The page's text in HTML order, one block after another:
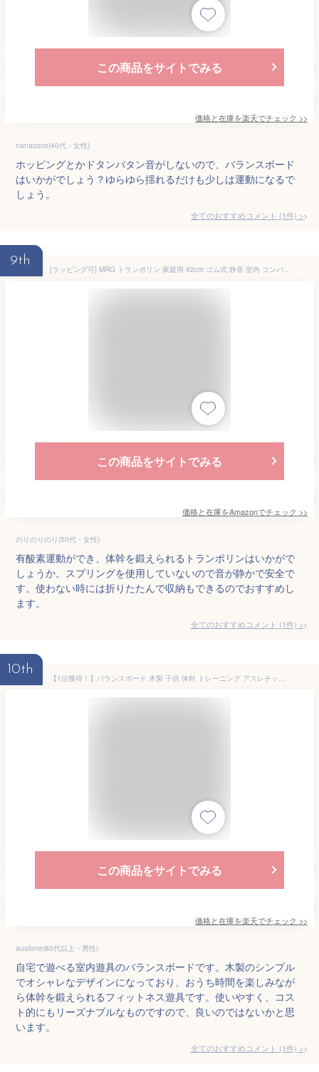
この商品をサイトでみる
価格と在庫を楽天でチェック >>
nanacoco(40代・女性)
ホッピングとかドタンバタン音がしないので、バランスボード
はいかがでしょう？ゆらゆら揺れるだけも少しは運動になるで
しょう。
全てのおすすめコメント (1件) >
9th
[ラッピング可] MRG トランポリン 家庭用 92cm ゴム式 静音 室内 コンパクト (05NEW クリーム×ラッピングなし)
この商品をサイトでみる
価格と在庫をAmazonでチェック >>
のりのりのり(50代・女性)
有酸素運動ができ、体幹を鍛えられるトランポリンはいかがで
しょうか。スプリングを使用していないので音が静かで安全で
す。使わない時には折りたたんで収納もできるのでおすすめし
ます。
全てのおすすめコメント (1件) >
10th
【1位獲得！】バランスボード 木製 子供 体幹 トレーニング アスレチック 子供用 大人用 室内遊び こども 小学生 おうち時間 室内遊具 フィットネス
この商品をサイトでみる
価格と在庫を楽天でチェック >>
aualone(80代以上・男性)
自宅で遊べる室内遊具のバランスボードです。木製のシンプル
でオシャレなデザインになっており、おうち時間を楽しみなが
ら体幹を鍛えられるフィットネス遊具です。使いやすく、コス
ト的にもリーズナブルなものですので、良いのではないかと思
います。
全てのおすすめコメント (1件) >